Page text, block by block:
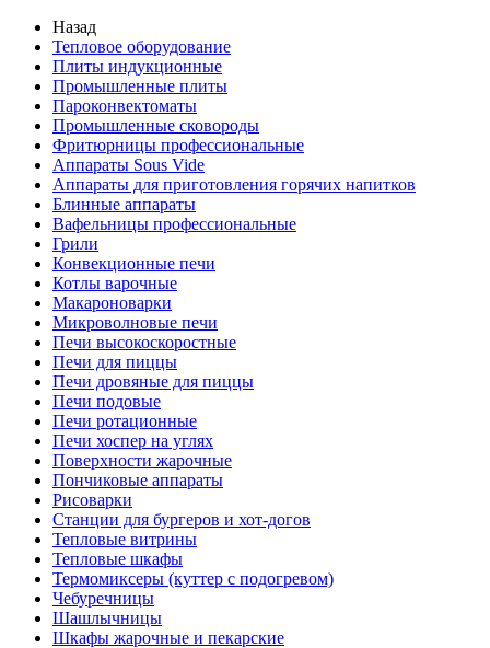
Назад
Тепловое оборудование
Плиты индукционные
Промышленные плиты
Пароконвектоматы
Промышленные сковороды
Фритюрницы профессиональные
Аппараты Sous Vide
Аппараты для приготовления горячих напитков
Блинные аппараты
Вафельницы профессиональные
Грили
Конвекционные печи
Котлы варочные
Макароноварки
Микроволновые печи
Печи высокоскоростные
Печи для пиццы
Печи дровяные для пиццы
Печи подовые
Печи ротационные
Печи хоспер на углях
Поверхности жарочные
Пончиковые аппараты
Рисоварки
Станции для бургеров и хот-догов
Тепловые витрины
Тепловые шкафы
Термомиксеры (куттер с подогревом)
Чебуречницы
Шашлычницы
Шкафы жарочные и пекарские